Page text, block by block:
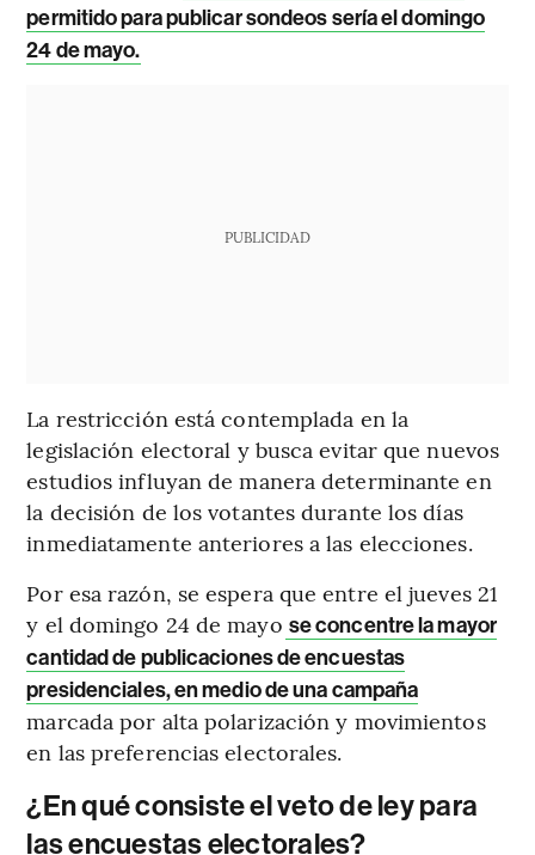
permitido para publicar sondeos sería el domingo
24 de mayo.
PUBLICIDAD
La restricción está contemplada en la
legislación electoral y busca evitar que nuevos
estudios influyan de manera determinante en
la decisión de los votantes durante los días
inmediatamente anteriores a las elecciones.
Por esa razón, se espera que entre el jueves 21
y el domingo 24 de mayo se concentre la mayor
cantidad de publicaciones de encuestas
presidenciales, en medio de una campaña
marcada por alta polarización y movimientos
en las preferencias electorales.
¿En qué consiste el veto de ley para
las encuestas electorales?